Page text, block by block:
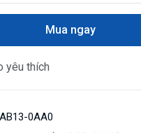
Mua ngay
yêu thích
0AA0